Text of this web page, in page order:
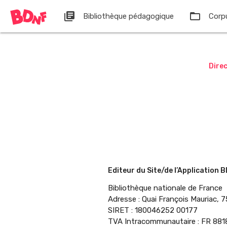
library_books Bibliothèque pédagogique folder_open
Editeur du Site/de l’Application
Bibliothèque nationale de France
Adresse :Quai François Mauriac,
SIRET :180046252 00177
TVA Intracommunautaire :FR